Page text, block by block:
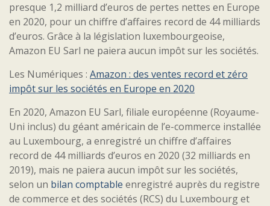
presque 1,2 milliard d’euros de pertes nettes en Europe
en 2020, pour un chiffre d’affaires record de 44 milliards
d’euros. Grâce à la législation luxembourgeoise,
Amazon EU Sarl ne paiera aucun impôt sur les sociétés.
Les Numériques : Amazon : des ventes record et zéro
impôt sur les sociétés en Europe en 2020
En 2020, Amazon EU Sarl, filiale européenne (Royaume-
Uni inclus) du géant américain de l’e-commerce installée
au Luxembourg, a enregistré un chiffre d’affaires
record de 44 milliards d’euros en 2020 (32 milliards en
2019), mais ne paiera aucun impôt sur les sociétés,
selon un bilan comptable enregistré auprès du registre
de commerce et des sociétés (RCS) du Luxembourg et